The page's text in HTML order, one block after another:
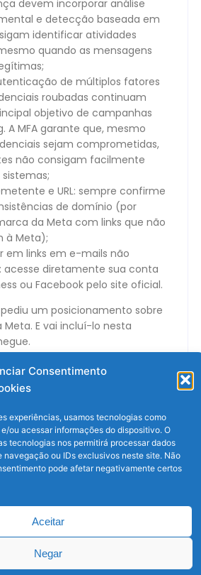
Consentimento
experiências, usamos tecnologias como
ou acessar informações do dispositivo. O
tecnologias nos permitirá processar dados
navegação ou IDs exclusivos neste site. Não
pode afetar negativamente certos
Aceitar
Negar
devem incorporar análise
e detecção baseada em
identificar atividades
quando as mensagens
de múltiplos fatores
roubadas continuam
objetivo de campanhas
A MFA garante que, mesmo
sejam comprometidas,
não consigam facilmente
e URL: sempre confirme
de domínio (por
da Meta com links que não
à Meta);
em links em e-mails não
acesse diretamente sua conta
ou Facebook pelo site oficial.
pediu um posicionamento sobre
Meta. E vai incluí-lo nesta
é usado para aplicar golpes
primeiro em